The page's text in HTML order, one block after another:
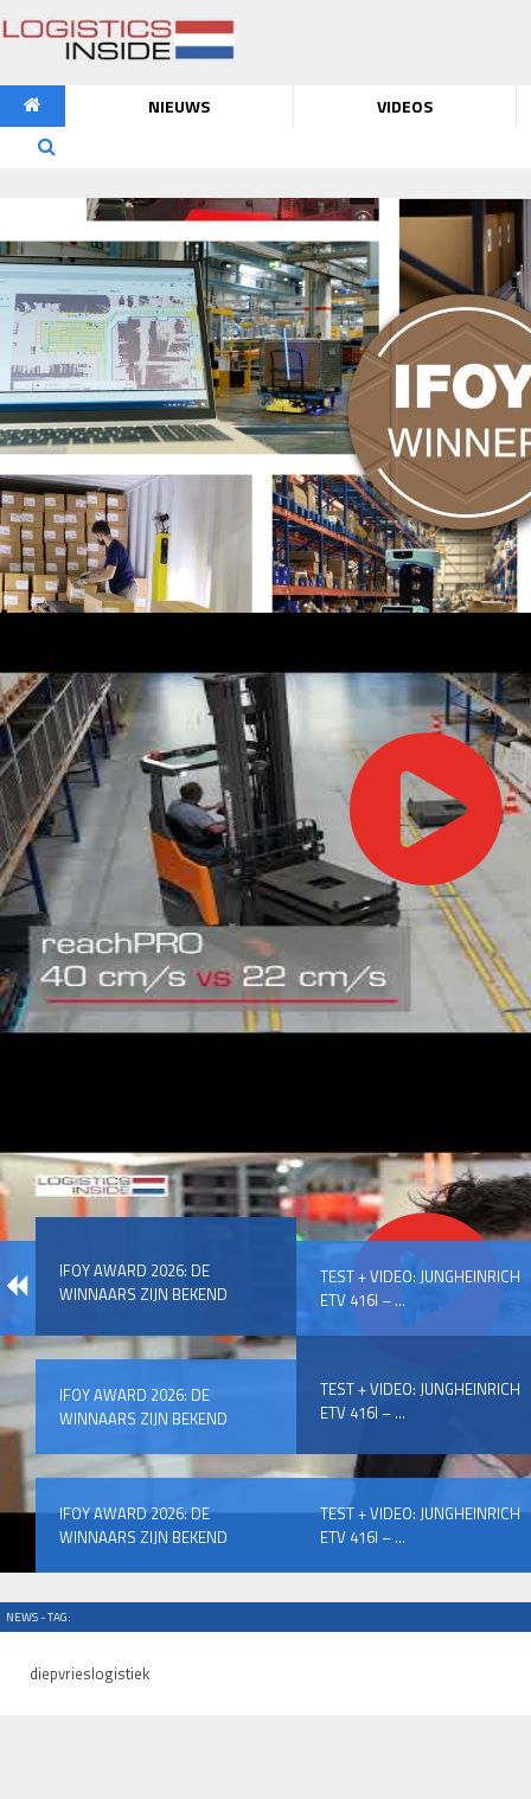
NIEUWS VIDEOS
IFOY AWARD 2026: DE
WINNAARS ZIJN BEKEND
TEST + VIDEO: JUNGHEINRICH
ETV 416I – ...
IFOY AWARD 2026: DE
WINNAARS ZIJN BEKEND
TEST + VIDEO: JUNGHEINRICH
ETV 416I – ...
IFOY AWARD 2026: DE
WINNAARS ZIJN BEKEND
TEST + VIDEO: JUNGHEINRICH
ETV 416I – ...
NEWS - TAG:
diepvrieslogistiek